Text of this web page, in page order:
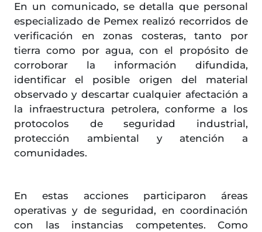
En un comunicado, se detalla que personal
especializado de Pemex realizó recorridos de
verificación en zonas costeras, tanto por
tierra como por agua, con el propósito de
corroborar la información difundida,
identificar el posible origen del material
observado y descartar cualquier afectación a
la infraestructura petrolera, conforme a los
protocolos de seguridad industrial,
protección ambiental y atención a
comunidades.
En estas acciones participaron áreas
operativas y de seguridad, en coordinación
con las instancias competentes. Como